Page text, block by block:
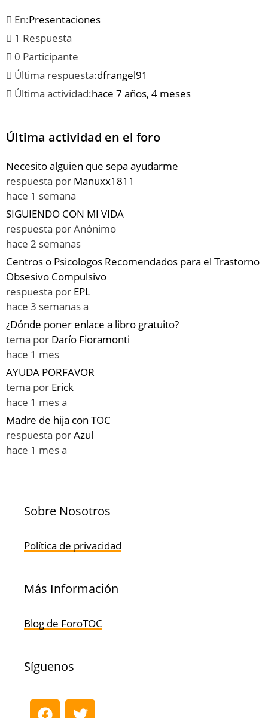
En:Presentaciones
1 Respuesta
0 Participante
Última respuesta:dfrangel91
Última actividad:hace 7 años, 4 meses
Última actividad en el foro
Necesito alguien que sepa ayudarme
respuesta por Manuxx1811
hace 1 semana
SIGUIENDO CON MI VIDA
respuesta porAnónimo
hace 2 semanas
Centros o Psicologos Recomendados para el Trastorno
Obsesivo Compulsivo
respuesta por EPL
hace 3 semanas a
¿Dónde poner enlace a libro gratuito?
tema por Darío Fioramonti
hace 1 mes
AYUDA PORFAVOR
tema por Erick
hace 1 mes a
Madre de hija con TOC
respuesta porAzul
hace 1 mes a
Sobre Nosotros
Política de privacidad
Más Información
Blog de ForoTOC
Síguenos